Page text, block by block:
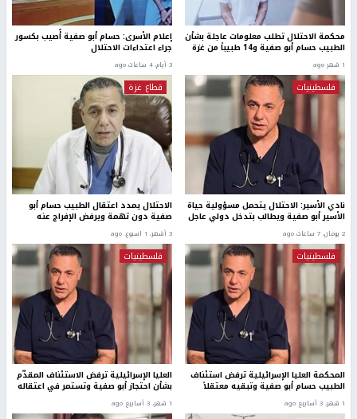
محكمة الاحتلال تطلب معلومات عاجلة بشأن
الطبيب حسام أبو صفية و14 طبيباً من غزة
1 شهر ago
إعلام الأسرى: حسام أبو صفية أُصيب بكسور
جراء اعتداءات الاحتلال
3 أيام، 4 ساعات ago
فلسطينيات
نادي الأسير: الاحتلال يتحمل مسؤولية حياة
الأسير أبو صفية ويطالب بتدخل دولي عاجل
2 يومان، 7 ساعات ago
قطاع غزة
الاحتلال يمدد اعتقال الطبيب حسام أبو
صفية دون تهمة ويرفض الإفراج عنه
3 أشهر، 1 اسبوع. ago
فلسطينيات
المحكمة العليا الإسرائيلية ترفض استئناف
الطبيب حسام أبو صفية وتبقيه معتقلاً
1 شهر، 3 أسابيع ago
فلسطينيات
العليا الإسرائيلية ترفض الاستئناف المقدّم
بشأن احتجاز أبو صفية وتستمر في اعتقاله
1 شهر، 3 أسابيع ago